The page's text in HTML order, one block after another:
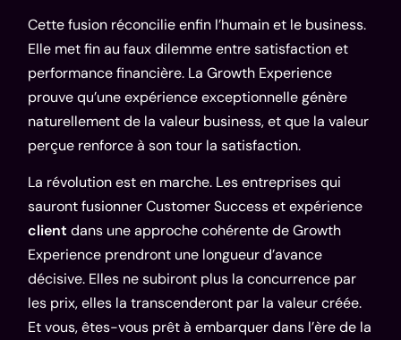
Cette fusion réconcilie enfin l’humain et le business.
Elle met fin au faux dilemme entre satisfaction et
performance financière. La Growth Experience
prouve qu’une expérience exceptionnelle génère
naturellement de la valeur business, et que la valeur
perçue renforce à son tour la satisfaction.
La révolution est en marche. Les entreprises qui
sauront fusionner Customer Success et expérience
client dans une approche cohérente de Growth
Experience prendront une longueur d’avance
décisive. Elles ne subiront plus la concurrence par
les prix, elles la transcenderont par la valeur créée.
Et vous, êtes-vous prêt à embarquer dans l’ère de la